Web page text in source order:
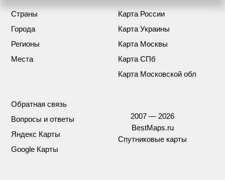
Страны
Города
Регионы
Места
Карта России
Карта Украины
Карта Москвы
Карта СПб
Карта Московской обл
Обратная связь
Вопросы и ответы
Яндекс Карты
Google Карты
2007 — 2026
BestMaps.ru
Спутниковые карты